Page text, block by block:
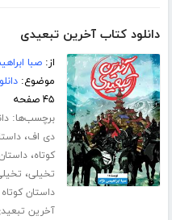
دانلود کتاب آخرین تبعیدی
از:صبا
موضوع:
۴۵ صفحه
برچسب‌ها:
دی اف،
کوتاه،
تخیلی،
داستان
آخرین